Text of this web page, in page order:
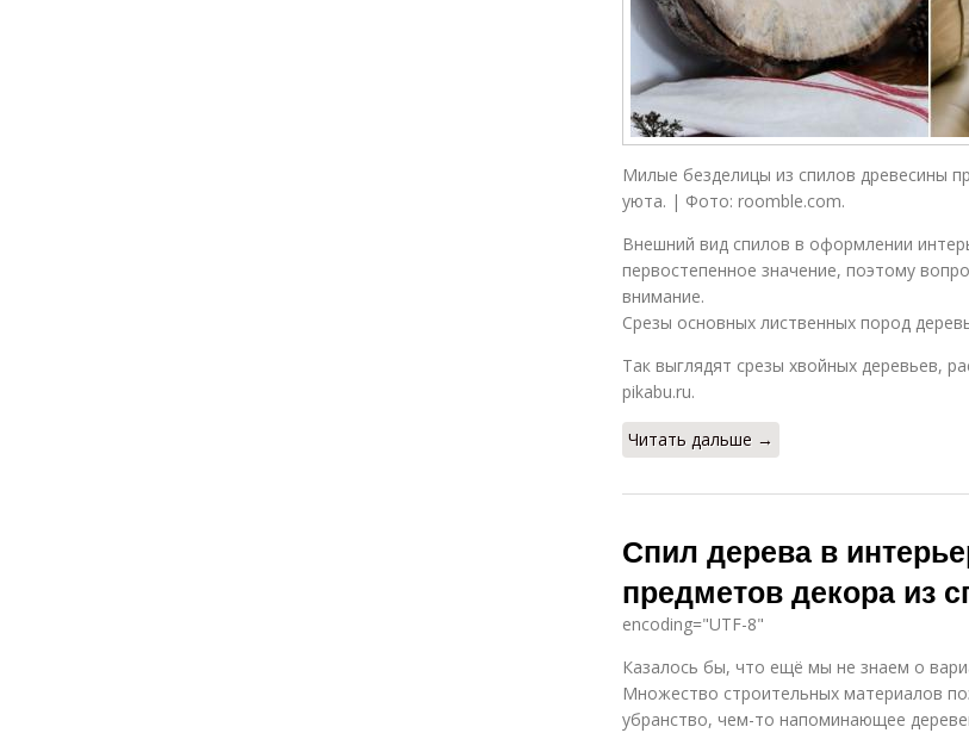
Милые безделицы из спилов древесины
уюта. | Фото: roomble.com.
Внешний вид спилов в оформлении
первостепенное значение, поэтому
внимание.
Срезы основных лиственных пород
Так выглядят срезы хвойных деревьев,
pikabu.ru.
Читать дальше →
Спил дерева в
предметов декора из
encoding="UTF-8"
Казалось бы, что ещё мы не знаем о
Множество строительных материалов
убранство, чем-то напоминающее